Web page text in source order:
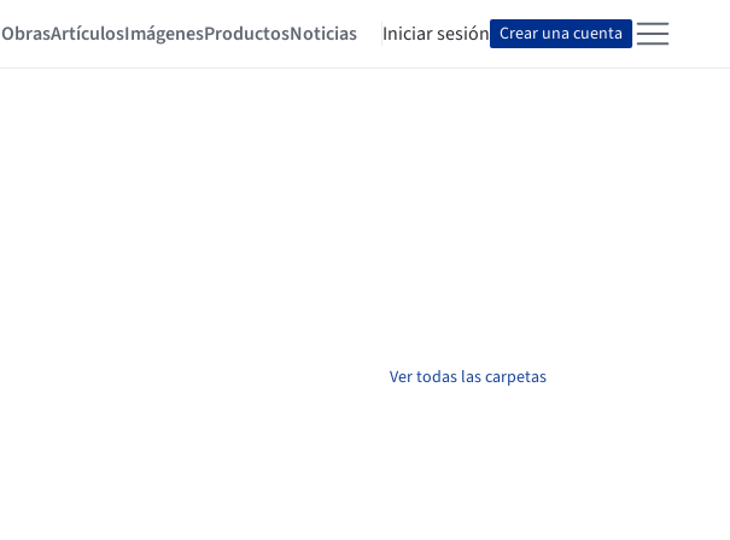
ObrasArtículosImágenesProductosNoticias Iniciar sesión Crear una cuenta
Ver todas las carpetas